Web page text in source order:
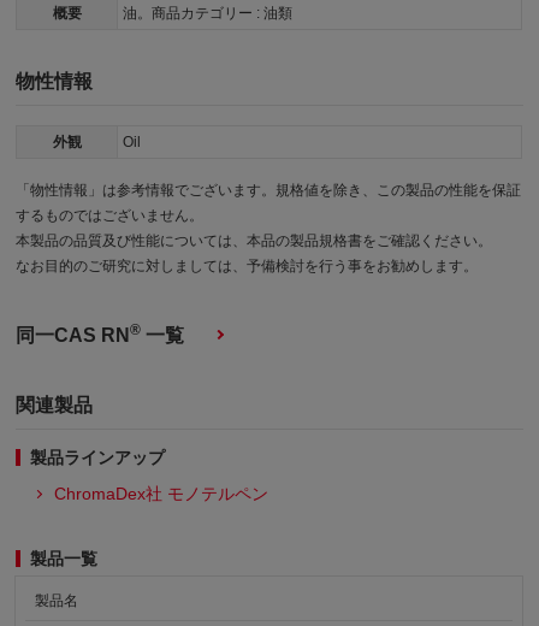
概要 油。商品カテゴリー : 油類
物性情報
外観 Oil
「物性情報」は参考情報でございます。規格値を除き、この製品の性能を保証
するものではございません。
本製品の品質及び性能については、本品の製品規格書をご確認ください。
なお目的のご研究に対しましては、予備検討を行う事をお勧めします。
同一CAS RN® 一覧
関連製品
製品ラインアップ
ChromaDex社 モノテルペン
製品一覧
製品名